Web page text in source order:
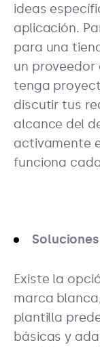
ideas
aplicación.
para una
un proveedor
tenga
discutir tus
alcance del
activamente
funciona
Existe la
marca
plantilla
básicas y